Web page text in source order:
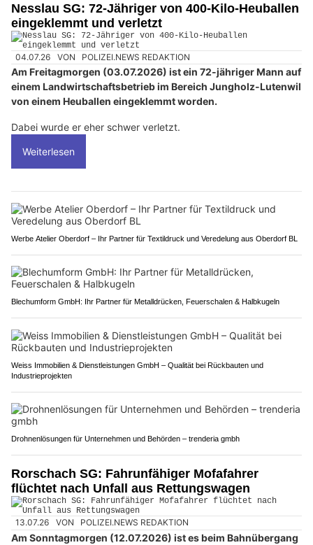
Nesslau SG: 72-Jähriger von 400-Kilo-Heuballen
eingeklemmt und verletzt
04.07.26 VON POLIZEI.NEWS REDAKTION
Am Freitagmorgen (03.07.2026) ist ein 72-jähriger Mann auf
einem Landwirtschaftsbetrieb im Bereich Jungholz-Lutenwil
von einem Heuballen eingeklemmt worden.
Dabei wurde er eher schwer verletzt.
Weiterlesen
Werbe Atelier Oberdorf – Ihr Partner für Textildruck und Veredelung aus Oberdorf BL
Blechumform GmbH: Ihr Partner für Metalldrücken, Feuerschalen & Halbkugeln
Weiss Immobilien & Dienstleistungen GmbH – Qualität bei Rückbauten und
Industrieprojekten
Drohnenlösungen für Unternehmen und Behörden – trenderia gmbh
Rorschach SG: Fahrunfähiger Mofafahrer
flüchtet nach Unfall aus Rettungswagen
13.07.26 VON POLIZEI.NEWS REDAKTION
Am Sonntagmorgen (12.07.2026) ist es beim Bahnübergang